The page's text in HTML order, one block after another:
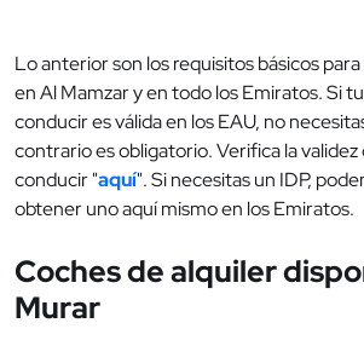
Lo anterior son los requisitos básicos
en Al Mamzar y en todo los Emiratos. Si
conducir es válida en los EAU, no
contrario es obligatorio. Verifica la
conducir "aquí". Si necesitas un IDP,
obtener uno aquí mismo en los Emiratos.
Coches de alquiler
Murar